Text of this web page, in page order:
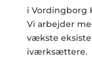
i Vordingborg
Vi arbejder
vækste
iværksættere.